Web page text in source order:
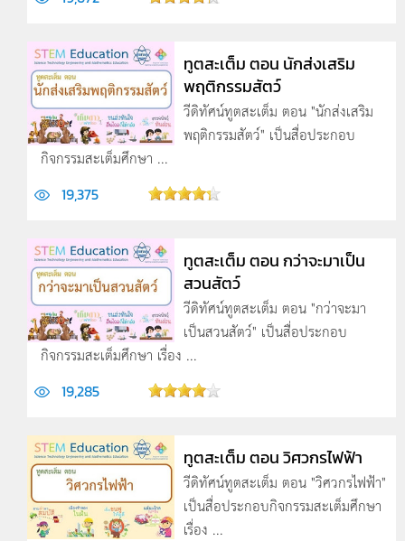
ทูตสะเต็ม ตอน นักส่งเสริม
พฤติกรรมสัตว์
วีดิทัศน์ทูตสะเต็ม ตอน "นักส่งเสริม
พฤติกรรมสัตว์" เป็นสื่อประกอบ
กิจกรรมสะเต็มศึกษา ...
19,375
ทูตสะเต็ม ตอน กว่าจะมาเป็น
สวนสัตว์
วีดิทัศน์ทูตสะเต็ม ตอน "กว่าจะมา
เป็นสวนสัตว์" เป็นสื่อประกอบ
กิจกรรมสะเต็มศึกษา เรื่อง ...
19,285
ทูตสะเต็ม ตอน วิศวกรไฟฟ้า
วีดิทัศน์ทูตสะเต็ม ตอน "วิศวกรไฟฟ้า"
เป็นสื่อประกอบกิจกรรมสะเต็มศึกษา
เรื่อง ...